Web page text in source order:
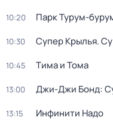
10:20 Парк Турум-
10:30 Супер Крылья.
10:45 Тима и Тома
13:00 Джи-Джи Бонд:
13:15 Инфинити Надо